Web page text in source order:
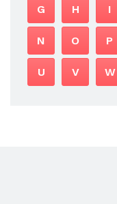
G H I
N O P
U V W